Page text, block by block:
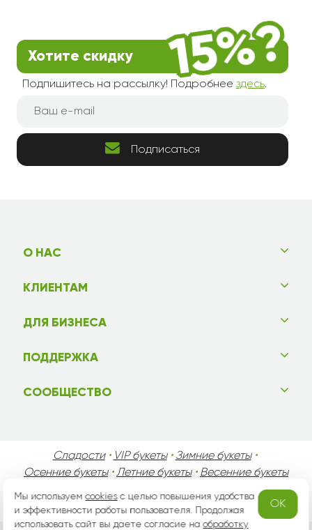
Хотите скидку
Подпишитесь на рассылку! Подробнее здесь.
Подписаться
О НАС
КЛИЕНТАМ
ДЛЯ БИЗНЕСА
ПОДДЕРЖКА
СООБЩЕСТВО
Сладости• VIP букеты• Зимние букеты•
Осенние букеты•Летние букеты• Весенние букеты
•
День Мужчин•Праздники!
Мы используемcookiesс целью повышения удобства
и эффективности работы пользователя. Продолжая
использовать сайт вы даете согласие наобработку
OK